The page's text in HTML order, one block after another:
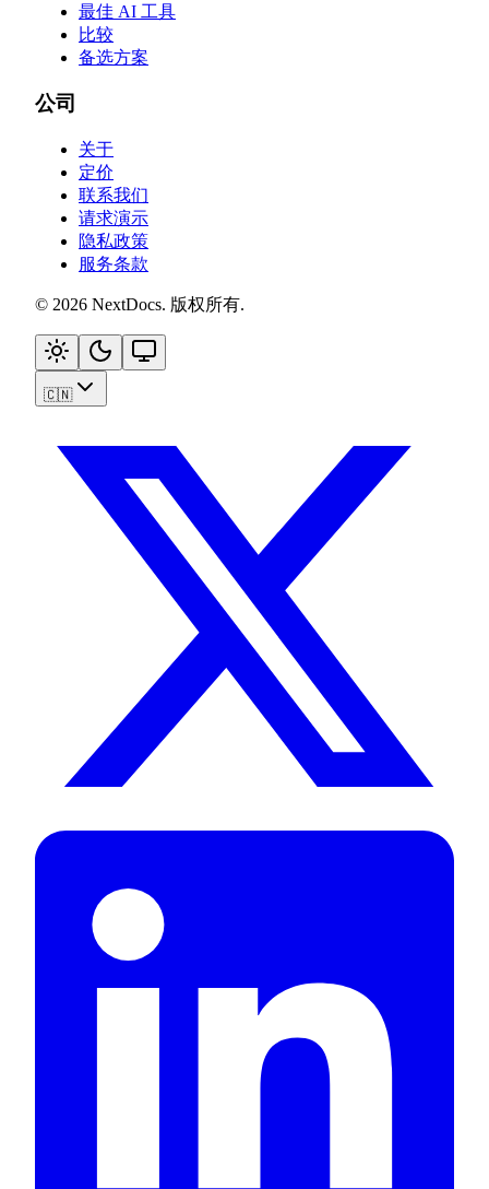
最佳 AI 工具
比较
备选方案
公司
关于
定价
联系我们
请求演示
隐私政策
服务条款
© 2026 NextDocs. 版权所有.
🇨🇳